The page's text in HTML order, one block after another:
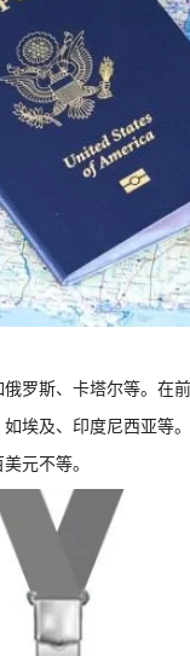
罗斯、卡塔尔等。在
埃及、印度尼西亚等
元不等。